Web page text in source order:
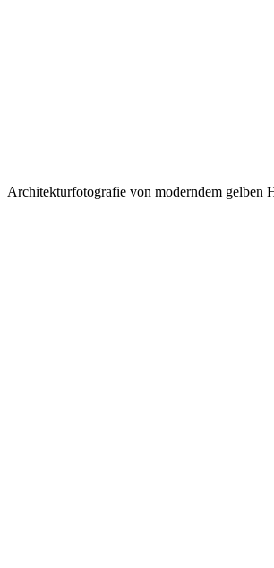
Architekturfotografie von moderndem gelben